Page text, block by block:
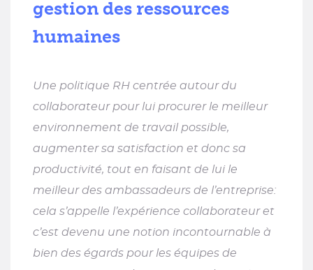
gestion des ressources
humaines
Une politique RH centrée autour du
collaborateur pour lui procurer le meilleur
environnement de travail possible,
augmenter sa satisfaction et donc sa
productivité, tout en faisant de lui le
meilleur des ambassadeurs de l’entreprise:
cela s’appelle l’expérience collaborateur et
c’est devenu une notion incontournable à
bien des égards pour les équipes de